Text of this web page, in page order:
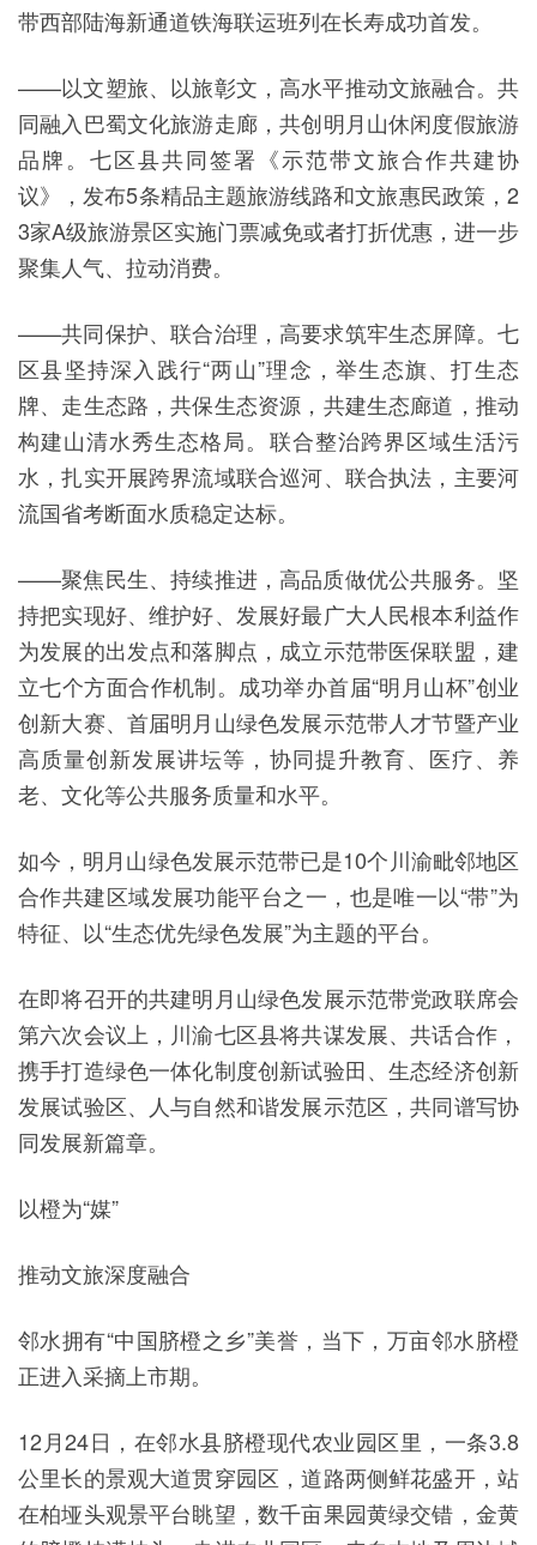
带西部陆海新通道铁海联运班列在长寿成功首发。
——以文塑旅、以旅彰文，高水平推动文旅融合。共
同融入巴蜀文化旅游走廊，共创明月山休闲度假旅游
品牌。七区县共同签署《示范带文旅合作共建协
议》，发布5条精品主题旅游线路和文旅惠民政策，2
3家A级旅游景区实施门票减免或者打折优惠，进一步
聚集人气、拉动消费。
——共同保护、联合治理，高要求筑牢生态屏障。七
区县坚持深入践行“两山”理念，举生态旗、打生态
牌、走生态路，共保生态资源，共建生态廊道，推动
构建山清水秀生态格局。联合整治跨界区域生活污
水，扎实开展跨界流域联合巡河、联合执法，主要河
流国省考断面水质稳定达标。
——聚焦民生、持续推进，高品质做优公共服务。坚
持把实现好、维护好、发展好最广大人民根本利益作
为发展的出发点和落脚点，成立示范带医保联盟，建
立七个方面合作机制。成功举办首届“明月山杯”创业
创新大赛、首届明月山绿色发展示范带人才节暨产业
高质量创新发展讲坛等，协同提升教育、医疗、养
老、文化等公共服务质量和水平。
如今，明月山绿色发展示范带已是10个川渝毗邻地区
合作共建区域发展功能平台之一，也是唯一以“带”为
特征、以“生态优先绿色发展”为主题的平台。
在即将召开的共建明月山绿色发展示范带党政联席会
第六次会议上，川渝七区县将共谋发展、共话合作，
携手打造绿色一体化制度创新试验田、生态经济创新
发展试验区、人与自然和谐发展示范区，共同谱写协
同发展新篇章。
以橙为“媒”
推动文旅深度融合
邻水拥有“中国脐橙之乡”美誉，当下，万亩邻水脐橙
正进入采摘上市期。
12月24日，在邻水县脐橙现代农业园区里，一条3.8
公里长的景观大道贯穿园区，道路两侧鲜花盛开，站
在柏垭头观景平台眺望，数千亩果园黄绿交错，金黄